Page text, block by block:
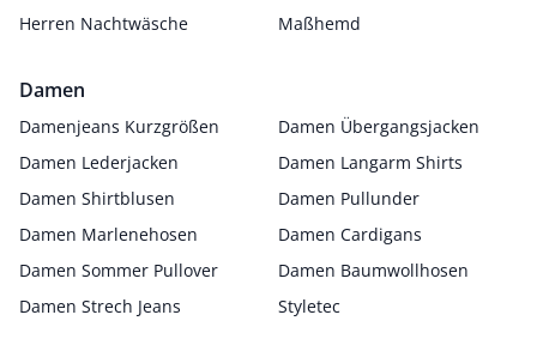
Herren Nachtwäsche
Maßhemd
Damen
Damenjeans Kurzgrößen
Damen Übergangsjacken
Damen Lederjacken
Damen Langarm Shirts
Damen Shirtblusen
Damen Pullunder
Damen Marlenehosen
Damen Cardigans
Damen Sommer Pullover
Damen Baumwollhosen
Damen Strech Jeans
Styletec